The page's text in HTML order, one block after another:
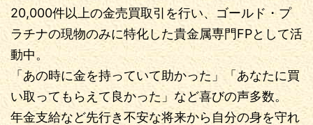
20,000件以上の金売買取引を行い、ゴールド・プ
ラチナの現物のみに特化した貴金属専門FPとして活
動中。
「あの時に金を持っていて助かった」「あなたに買
い取ってもらえて良かった」など喜びの声多数。
年金支給など先行き不安な将来から自分の身を守れ